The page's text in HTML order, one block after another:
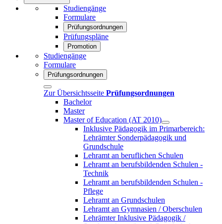
Studiengänge
Formulare
Prüfungsordnungen
Prüfungspläne
Promotion
Studiengänge
Formulare
Prüfungsordnungen
Zur Übersichtsseite Prüfungsordnungen
Bachelor
Master
Master of Education (AT 2010)
Inklusive Pädagogik im Primarbereich:
Lehrämter Sonderpädagogik und
Grundschule
Lehramt an beruflichen Schulen
Lehramt an berufsbildenden Schulen -
Technik
Lehramt an berufsbildenden Schulen -
Pflege
Lehramt an Grundschulen
Lehramt an Gymnasien / Oberschulen
Lehrämter Inklusive Pädagogik /